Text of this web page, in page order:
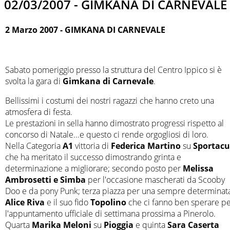
02/03/2007 - GIMKANA DI CARNEVALE
2 Marzo 2007 - GIMKANA DI CARNEVALE
Sabato pomeriggio presso la struttura del Centro Ippico si è
svolta la gara di Gimkana di Carnevale.
Bellissimi i costumi dei nostri ragazzi che hanno creto una
atmosfera di festa.
Le prestazioni in sella hanno dimostrato progressi rispetto al
concorso di Natale...e questo ci rende orgogliosi di loro.
Nella CategoriaA1 vittoria di Federica Martinosu
che ha meritato il successo dimostrando grinta e
determinazione a migliorare; secondo posto per Melissa
Ambrosetti e Simba per l'occasione mascherati da Scooby
Doo e da pony Punk; terza piazza per una sempre
Alice Riva e il suo fidoTopolino che ci fanno ben sperare
l'appuntamento ufficiale di settimana prossima a Pinerolo.
Quarta Marika Meloni su Pioggia e quintaSara Caserta